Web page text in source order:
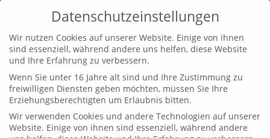
Bezirksverband
Oberfranken gegründet
von buendnis-c |3. Aug. 2023|allgemein,
Datenschutzeinstellungen
Wir nutzen Cookies auf unserer Website. Einige von ihnen
sind essenziell, während andere uns helfen, diese Website
und Ihre Erfahrung zu verbessern.
Wenn Sie unter 16 Jahre alt sind und Ihre Zustimmung zu
freiwilligen Diensten geben möchten, müssen Sie Ihre
Erziehungsberechtigten um Erlaubnis bitten.
Wir verwenden Cookies und andere Technologien auf unserer
Website. Einige von ihnen sind essenziell, während andere